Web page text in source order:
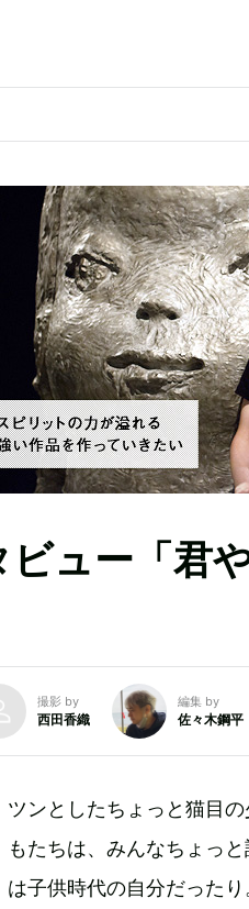
ュー「君
撮影 by
西田香織
編集 by
佐々木鋼平
ツンとしたちょっと猫目
もたちは、みんなちょっ
は子供時代の自分だった